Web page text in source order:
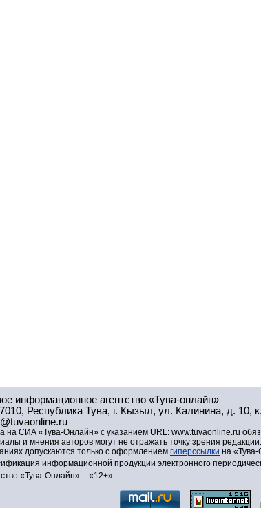
информационное агентство «Тува-онлайн»
Республика Тува, г. Кызыл, ул. Калинина, д. 10,
на СИА «Тува-Онлайн» с указанием URL: www.tuvaonline.ru
и мнения авторов могут не отражать точку зрения редакции.
допускаются только с оформлением гиперссылки на
информационной продукции электронного
«Тува-Онлайн» – «12+».